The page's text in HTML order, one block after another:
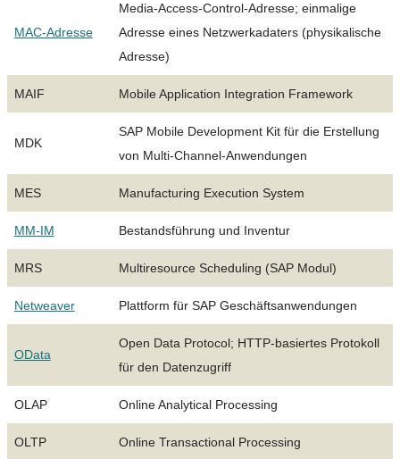
MAC-Adresse
Media-Access-Control-Adresse; einmalige
Adresse eines Netzwerkadaters (physikalische
Adresse)
MAIF Mobile Application Integration Framework
MDK
SAP Mobile Development Kit für die Erstellung
von Multi-Channel-Anwendungen
MES Manufacturing Execution System
MM-IM Bestandsführung und Inventur
MRS Multiresource Scheduling (SAP Modul)
Netweaver Plattform für SAP Geschäftsanwendungen
OData
Open Data Protocol; HTTP-basiertes Protokoll
für den Datenzugriff
OLAP Online Analytical Processing
OLTP Online Transactional Processing